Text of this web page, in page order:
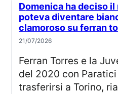
Domenica ha deciso il mondiale 2020
poteva diventare
clamoroso su ferran
21/07/2026
Ferran Torres e la Juventus: il retroscena
del 2020 con Paratici
trasferirsi a Torino,